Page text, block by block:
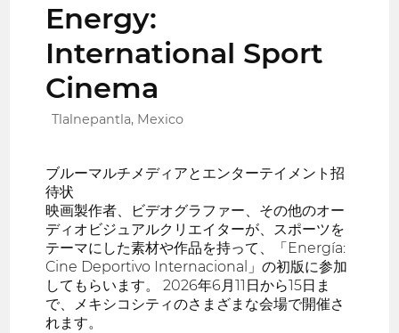
Energy:
International Sport
Cinema
Tlalnepantla, Mexico
ブルーマルチメディアとエンターテイメント招
待状
映画製作者、ビデオグラファー、その他のオー
ディオビジュアルクリエイターが、スポーツを
テーマにした素材や作品を持って、「Energía:
Cine Deportivo Internacional」の初版に参加
してもらいます。 2026年6月11日から15日ま
で、メキシコシティのさまざまな会場で開催さ
れます。